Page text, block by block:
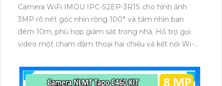
Camera WiFi IMOU IPC-S2EP-3R1S cho hình ảnh
3MP rõ nét góc nhìn rộng 100° và tầm nhìn ban
đêm 10m, phù hợp giám sát trong nhà. Hỗ trợ gọi
video một chạm đàm thoại hai chiều và kết nối Wi-Fi
microSD tối đa 256GB hoặc lưu đám mây dễ lắp đặt
cho gia đình và văn phòng nhỏ.